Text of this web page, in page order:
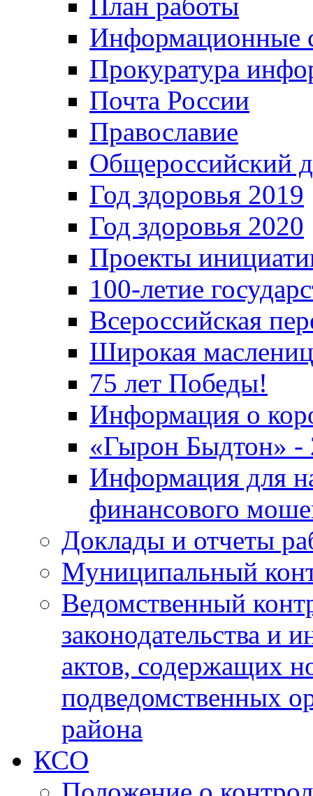
Информационные
Прокуратура
Почта России
Православие
Общероссийский
Год здоровья 2019
Год здоровья 2020
Проекты
100-летие
Всероссийская
Широкая
75 лет Победы!
Информация о
«Гырон Быдтон» -
Информация для
финансового
Доклады и отчеты
Муниципальный
Ведомственный
законодательства и
актов, содержащих
подведомственных
района
КСО